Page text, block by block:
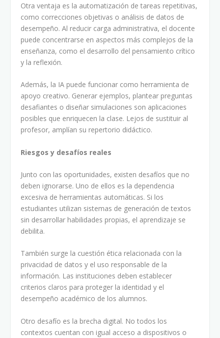
Otra ventaja es la automatización de tareas repetitivas,
como correcciones objetivas o análisis de datos de
desempeño. Al reducir carga administrativa, el docente
puede concentrarse en aspectos más complejos de la
enseñanza, como el desarrollo del pensamiento crítico
y la reflexión.
Además, la IA puede funcionar como herramienta de
apoyo creativo. Generar ejemplos, plantear preguntas
desafiantes o diseñar simulaciones son aplicaciones
posibles que enriquecen la clase. Lejos de sustituir al
profesor, amplían su repertorio didáctico.
Riesgos y desafíos reales
Junto con las oportunidades, existen desafíos que no
deben ignorarse. Uno de ellos es la dependencia
excesiva de herramientas automáticas. Si los
estudiantes utilizan sistemas de generación de textos
sin desarrollar habilidades propias, el aprendizaje se
debilita.
También surge la cuestión ética relacionada con la
privacidad de datos y el uso responsable de la
información. Las instituciones deben establecer
criterios claros para proteger la identidad y el
desempeño académico de los alumnos.
Otro desafío es la brecha digital. No todos los
contextos cuentan con igual acceso a dispositivos o